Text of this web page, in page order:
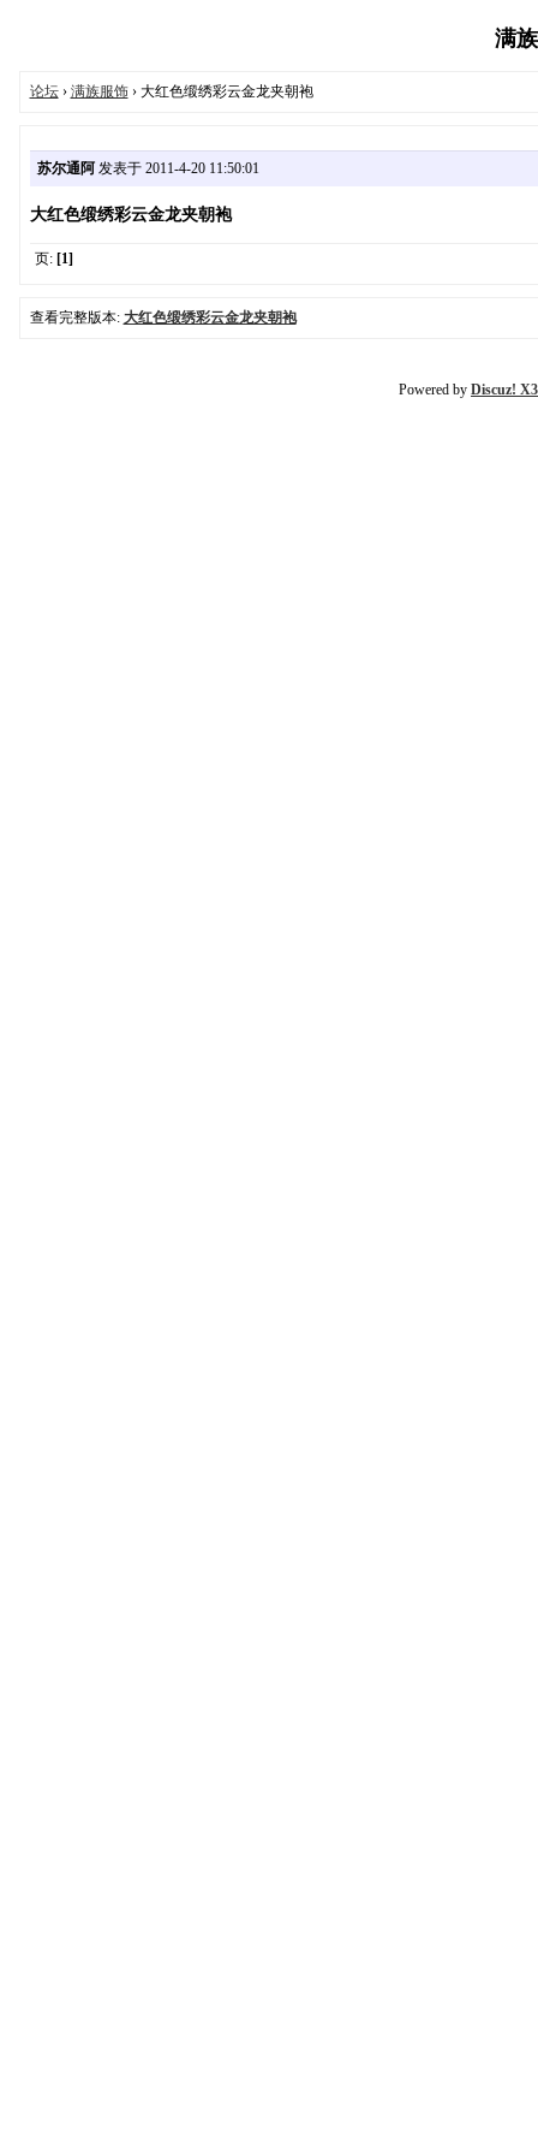
满
论坛› 满族服饰› 大红色缎绣彩云金龙夹朝袍
苏尔通阿发表于 2011-4-20 11:50:01
大红色缎绣彩云金龙夹朝袍
页: [1]
查看完整版本: 大红色缎绣彩云金龙夹朝袍
Powered by Discuz!